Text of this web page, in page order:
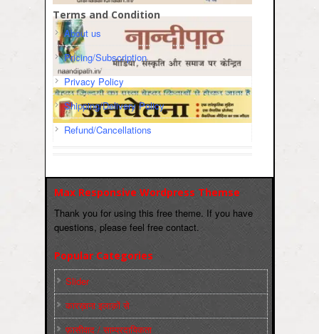
Terms and Condition
About us
Pricing/Subscription
Privacy Policy
Shipping/Delivery Policy
Refund/Cancellations
Max Responsive Wordpress Themse
Thank you for using this free theme. If you have
questions, please feel free contact.
Popular Categories
Slider
कारख़ाना इलाक़ों से
फ़ासीवाद / साम्‍प्रदायिकता